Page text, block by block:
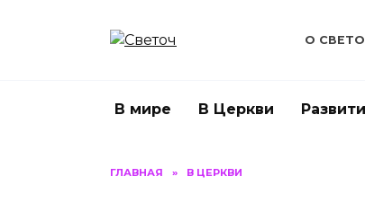
О
В мире В Церкви
ГЛАВНАЯ » В ЦЕРКВИ